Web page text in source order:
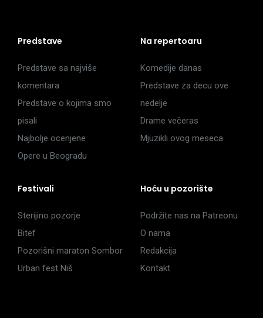
Predstave
Predstave sa najviše
komentara
Predstave o kojima smo
pisali
Najbolje ocenjene
Opere u Beogradu
Na repertoaru
Komedije danas
Predstave za decu ove
nedelje
Drame večeras
Mjuzikli ovog meseca
Festivali
Sterijino pozorje
Bitef
Pozorišni maraton Sombor
Urban fest Niš
Hoću u pozorište
Podržite nas na Patreonu
O nama
Redakcija
Kontakt